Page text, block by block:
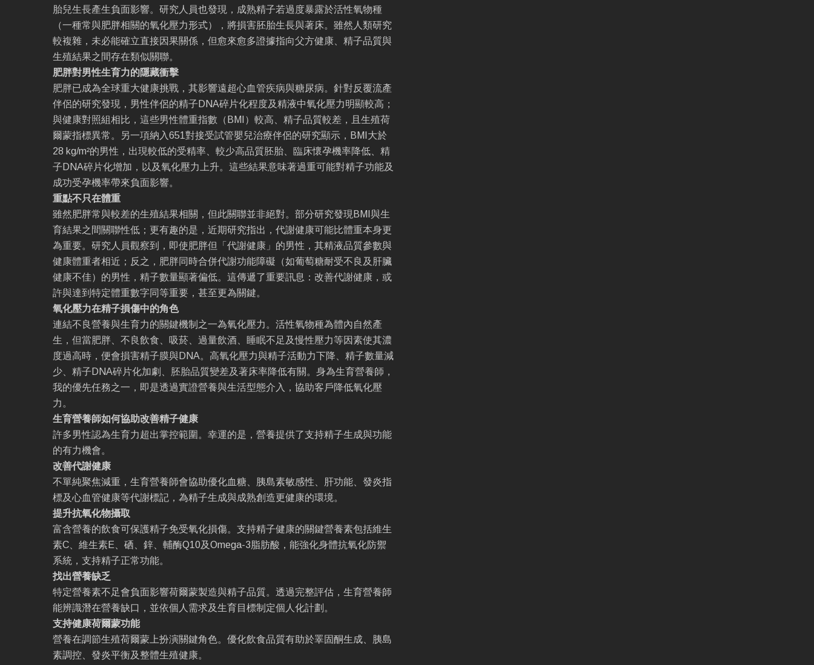
胎兒生長產生負面影響。研究人員也發現，成熟精子若過度暴露於活性氧物種
（一種常與肥胖相關的氧化壓力形式），將損害胚胎生長與著床。雖然人類研究
較複雜，未必能確立直接因果關係，但愈來愈多證據指向父方健康、精子品質與
生殖結果之間存在類似關聯。
肥胖對男性生育力的隱藏衝擊
肥胖已成為全球重大健康挑戰，其影響遠超心血管疾病與糖尿病。針對反覆流產
伴侶的研究發現，男性伴侶的精子DNA碎片化程度及精液中氧化壓力明顯較高；
與健康對照組相比，這些男性體重指數（BMI）較高、精子品質較差，且生殖荷
爾蒙指標異常。另一項納入651對接受試管嬰兒治療伴侶的研究顯示，BMI大於
28 kg/m²的男性，出現較低的受精率、較少高品質胚胎、臨床懷孕機率降低、精
子DNA碎片化增加，以及氧化壓力上升。這些結果意味著過重可能對精子功能及
成功受孕機率帶來負面影響。
重點不只在體重
雖然肥胖常與較差的生殖結果相關，但此關聯並非絕對。部分研究發現BMI與生
育結果之間關聯性低；更有趣的是，近期研究指出，代謝健康可能比體重本身更
為重要。研究人員觀察到，即使肥胖但「代謝健康」的男性，其精液品質參數與
健康體重者相近；反之，肥胖同時合併代謝功能障礙（如葡萄糖耐受不良及肝臟
健康不佳）的男性，精子數量顯著偏低。這傳遞了重要訊息：改善代謝健康，或
許與達到特定體重數字同等重要，甚至更為關鍵。
氧化壓力在精子損傷中的角色
連結不良營養與生育力的關鍵機制之一為氧化壓力。活性氧物種為體內自然產
生，但當肥胖、不良飲食、吸菸、過量飲酒、睡眠不足及慢性壓力等因素使其濃
度過高時，便會損害精子膜與DNA。高氧化壓力與精子活動力下降、精子數量減
少、精子DNA碎片化加劇、胚胎品質變差及著床率降低有關。身為生育營養師，
我的優先任務之一，即是透過實證營養與生活型態介入，協助客戶降低氧化壓
力。
生育營養師如何協助改善精子健康
許多男性認為生育力超出掌控範圍。幸運的是，營養提供了支持精子生成與功能
的有力機會。
改善代謝健康
不單純聚焦減重，生育營養師會協助優化血糖、胰島素敏感性、肝功能、發炎指
標及心血管健康等代謝標記，為精子生成與成熟創造更健康的環境。
提升抗氧化物攝取
富含營養的飲食可保護精子免受氧化損傷。支持精子健康的關鍵營養素包括維生
素C、維生素E、硒、鋅、輔酶Q10及Omega-3脂肪酸，能強化身體抗氧化防禦
系統，支持精子正常功能。
找出營養缺乏
特定營養素不足會負面影響荷爾蒙製造與精子品質。透過完整評估，生育營養師
能辨識潛在營養缺口，並依個人需求及生育目標制定個人化計劃。
支持健康荷爾蒙功能
營養在調節生殖荷爾蒙上扮演關鍵角色。優化飲食品質有助於睪固酮生成、胰島
素調控、發炎平衡及整體生殖健康。